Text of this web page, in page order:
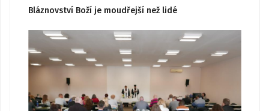
Bláznovství Boží je moudřejší než lidé